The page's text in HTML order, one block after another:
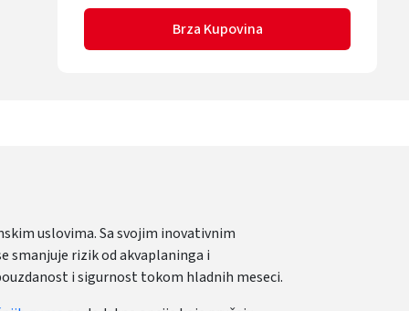
Brza Kupovina
uslovima. Sa svojim inovativnim
smanjuje rizik od akvaplaninga i
i sigurnost tokom hladnih meseci.